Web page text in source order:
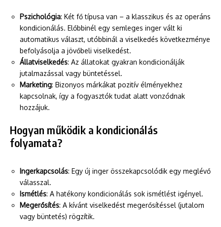
Pszichológia: Két fő típusa van – a klasszikus és az operáns
kondicionálás. Előbbinél egy semleges inger vált ki
automatikus választ, utóbbinál a viselkedés következménye
befolyásolja a jövőbeli viselkedést.
Állatviselkedés: Az állatokat gyakran kondicionálják
jutalmazással vagy büntetéssel.
Marketing: Bizonyos márkákat pozitív élményekhez
kapcsolnak, így a fogyasztók tudat alatt vonzódnak
hozzájuk.
Hogyan működik a kondicionálás
folyamata?
Ingerkapcsolás: Egy új inger összekapcsolódik egy meglévő
válasszal.
Ismétlés: A hatékony kondicionálás sok ismétlést igényel.
Megerősítés: A kívánt viselkedést megerősítéssel (jutalom
vagy büntetés) rögzítik.